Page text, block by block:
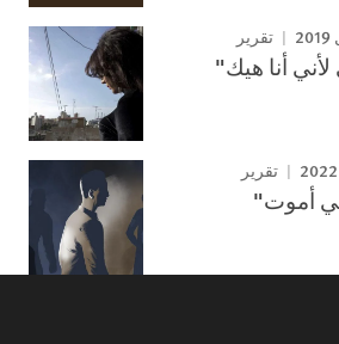
تقرير
أنا هيك"
تقرير
أموت"